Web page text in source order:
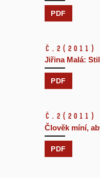
PDF
č.2 (2011)
Jiřina Malá:
PDF
č.2 (2011)
Člověk míní,
PDF